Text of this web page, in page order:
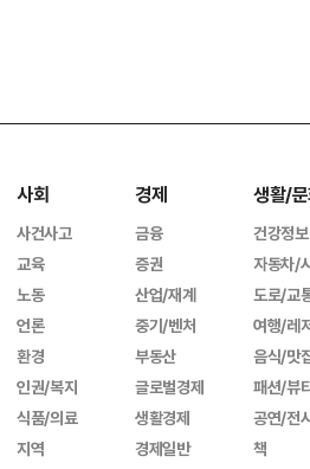
사회
사건사고
교육
노동
언론
환경
인권/복지
식품/의료
지역
경제
금융
증권
산업/재계
중기/벤처
부동산
글로벌경제
생활경제
경제일반
생활/
건강정보
자동차/
도로/교
여행/레
음식/맛
패션/뷰
공연/전
책